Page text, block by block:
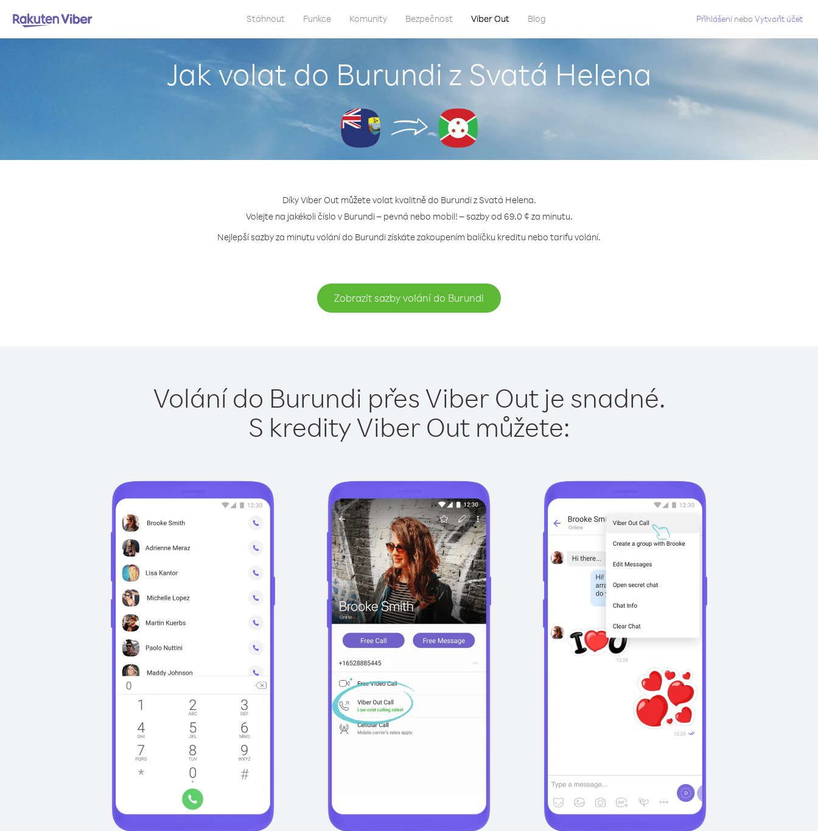
Stáhnout Funkce Komunity Bezpečnost Viber Out Blog Přihlášení neboVytvořit účet
Jak volat do Burundi z Svatá Helena
Díky Viber Out můžete volat kvalitně do Burundi z Svatá Helena.
Volejte na jakékoli číslo v Burundi – pevná nebo mobil! – sazby od 69.0 ¢ za minutu.
Nejlepší sazby za minutu volání do Burundi získáte zakoupením balíčku kreditu nebo tarifu volání.
Zobrazit sazby volání do Burundi
Volání do Burundi přes Viber Out je snadné.
S kredity Viber Out můžete: